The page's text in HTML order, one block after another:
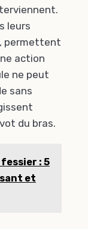
leurs
permettent
action
ne peut
sans
du bras.
: 5
et